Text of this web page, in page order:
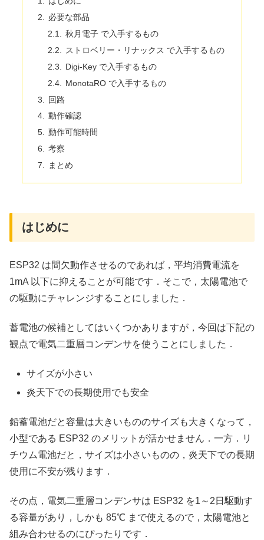
必要な部品
秋月電子 で入手するもの
ストロベリー・リナックス で入手するもの
Digi-Key で入手するもの
MonotaRO で入手するもの
回路
動作確認
動作可能時間
考察
まとめ
はじめに
ESP32 は間欠動作させるのであれば，平均消費電流を
1mA 以下に抑えることが可能です．そこで，太陽電池で
の駆動にチャレンジすることにしました．
蓄電池の候補としてはいくつかありますが，今回は下記の
観点で電気二重層コンデンサを使うことにしました．
サイズが小さい
炎天下での長期使用でも安全
鉛蓄電池だと容量は大きいもののサイズも大きくなって，
小型である ESP32 のメリットが活かせません．一方．リ
チウム電池だと，サイズは小さいものの，炎天下での長期
使用に不安が残ります．
その点，電気二重層コンデンサは ESP32 を1～2日駆動す
る容量があり，しかも 85℃ まで使えるので，太陽電池と
組み合わせるのにぴったりです．